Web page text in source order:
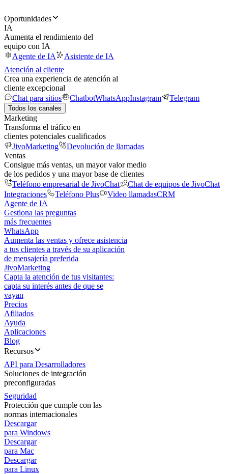
Oportunidades
IA
Aumenta el rendimiento del
equipo con IA
Agente de IA
Asistente de IA
Atención al cliente
Crea una experiencia de atención al
cliente excepcional
Chat para sitios
ChatbotWhatsAppInstagram Telegram
Todos los canales
Marketing
Transforma el tráfico en
clientes potenciales cualificados
JivoMarketing
Devolución de llamadas
Ventas
Consigue más ventas, un mayor valor medio
de los pedidos y una mayor base de clientes
Teléfono empresarial de JivoChat
Chat de equipos de JivoChat
Integraciones
Teléfono Plus Video llamadasCRM
Agente de IA
Gestiona las preguntas
más frecuentes
WhatsApp
Aumenta las ventas y ofrece asistencia
a tus clientes a través de su aplicación
de mensajería preferida
JivoMarketing
Capta la atención de tus visitantes:
capta su interés antes de que se
vayan
Precios
Afiliados
Ayuda
Aplicaciones
Blog
Recursos
API para Desarrolladores
Soluciones de integración
preconfiguradas
Seguridad
Protección que cumple con las
normas internacionales
Descargar
para Windows
Descargar
para Mac
Descargar
para Linux